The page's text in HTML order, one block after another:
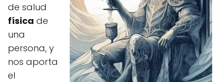
de salud
física de
una
persona, y
nos aporta
el